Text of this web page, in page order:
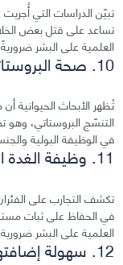
تبيّن الدراسات التي
تساعد على قتل بعض
العلمية على البشر
10. صحة البروستاتا:
تُظهر الأبحاث
التنسّج البروستاتي،
في الوظيفة البولية
11. وظيفة الغدة الدرقية:
تكشف التجارب على
في الحفاظ على ثبات
العلمية على البشر
12. سهولة إضافتها إلى النظام الغذائي: